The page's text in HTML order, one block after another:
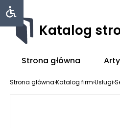
Katalog
Strona główna
Strona główna›Katalog firm›Usługi›